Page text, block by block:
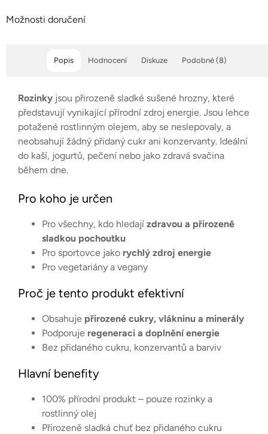
Možnosti doručení
Popis Podobné (8)
Hodnocení Diskuze
Rozinky jsou přirozeně sladké sušené hrozny, které
představují vynikající přírodní zdroj energie. Jsou lehce
potažené rostlinným olejem, aby se neslepovaly, a
neobsahují žádný přidaný cukr ani konzervanty. Ideální
do kaší, jogurtů, pečení nebo jako zdravá svačina
během dne.
Pro koho je určen
Pro všechny, kdo hledají zdravou a přirozeně
sladkou pochoutku
Pro sportovce jako rychlý zdroj energie
Pro vegetariány a vegany
Proč je tento produkt efektivní
Obsahuje přirozené cukry, vlákninu a minerály
Podporuje regeneraci a doplnění energie
Bez přidaného cukru, konzervantů a barviv
Hlavní benefity
100% přírodní produkt – pouze rozinky a
rostlinný olej
Přirozeně sladká chuť bez přidaného cukru